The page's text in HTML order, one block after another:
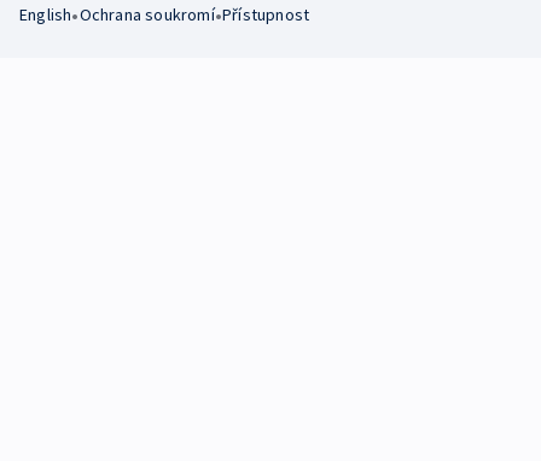
English•Ochrana soukromí•Přístupnost